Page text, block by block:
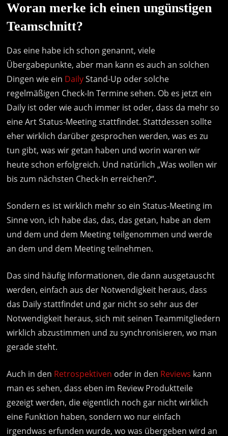
Woran merke ich einen ungünstigen
Teamschnitt?
Das eine habe ich schon genannt, viele
Übergabepunkte, aber man kann es auch an solchen
Dingen wie ein DailyStand-Up oder solche
regelmäßigen Check-In Termine sehen. Ob es jetzt ein
Daily ist oder wie auch immer ist oder, dass da mehr so
eine Art Status-Meeting stattfindet. Stattdessen sollte
eher wirklich darüber gesprochen werden, was es zu
tun gibt, was wir getan haben und worin waren wir
heute schon erfolgreich. Und natürlich „Was wollen wir
bis zum nächsten Check-In erreichen?“.
Sondern es ist wirklich mehr so ein Status-Meeting im
Sinne von, ich habe das, das, das getan, habe an dem
und dem und dem Meeting teilgenommen und werde
an dem und dem Meeting teilnehmen.
Das sind häufig Informationen, die dann ausgetauscht
werden, einfach aus der Notwendigkeit heraus, dass
das Daily stattfindet und gar nicht so sehr aus der
Notwendigkeit heraus, sich mit seinen Teammitgliedern
wirklich abzustimmen und zu synchronisieren, wo man
gerade steht.
Auch in den Retrospektiven oder in den Reviews kann
man es sehen, dass eben im Review Produktteile
gezeigt werden, die eigentlich noch gar nicht wirklich
eine Funktion haben, sondern wo nur einfach
irgendwas erfunden wurde, wo was übergeben wird an